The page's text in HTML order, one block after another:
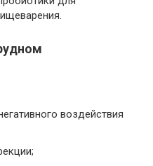
воздействия